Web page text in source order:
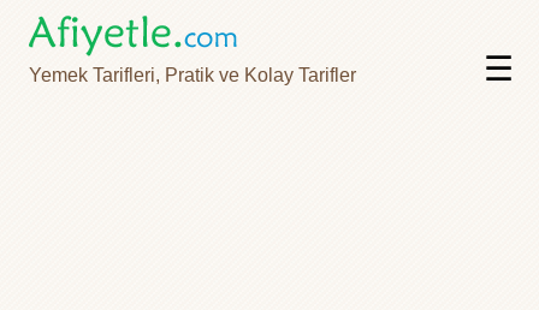
Yemek Tarifleri, Pratik ve Kolay Tarifler ☰